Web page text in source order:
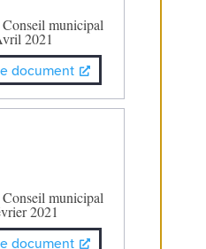
municipal
2021
document
municipal
2021
document